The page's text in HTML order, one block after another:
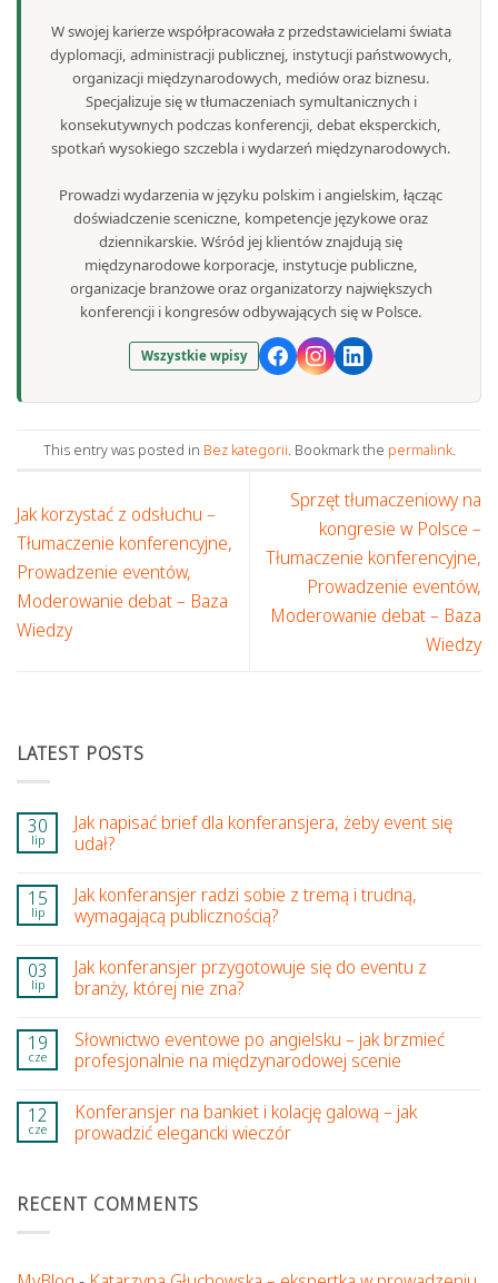
W swojej karierze współpracowała z przedstawicielami świata
dyplomacji, administracji publicznej, instytucji państwowych,
organizacji międzynarodowych, mediów oraz biznesu.
Specjalizuje się w tłumaczeniach symultanicznych i
konsekutywnych podczas konferencji, debat eksperckich,
spotkań wysokiego szczebla i wydarzeń międzynarodowych.
Prowadzi wydarzenia w języku polskim i angielskim, łącząc
doświadczenie sceniczne, kompetencje językowe oraz
dziennikarskie. Wśród jej klientów znajdują się
międzynarodowe korporacje, instytucje publiczne,
organizacje branżowe oraz organizatorzy największych
konferencji i kongresów odbywających się w Polsce.
Wszystkie wpisy
This entry was posted in Bez kategorii. Bookmark the permalink.
Jak korzystać z odsłuchu –
Tłumaczenie konferencyjne,
Prowadzenie eventów,
Moderowanie debat – Baza
Wiedzy
Sprzęt tłumaczeniowy na
kongresie w Polsce –
Tłumaczenie konferencyjne,
Prowadzenie eventów,
Moderowanie debat – Baza
Wiedzy
LATEST POSTS
30
lip
Jak napisać brief dla konferansjera, żeby event się
udał?
15
lip
Jak konferansjer radzi sobie z tremą i trudną,
wymagającą publicznością?
03
lip
Jak konferansjer przygotowuje się do eventu z
branży, której nie zna?
19
cze
Słownictwo eventowe po angielsku – jak brzmieć
profesjonalnie na międzynarodowej scenie
12
cze
Konferansjer na bankiet i kolację galową – jak
prowadzić elegancki wieczór
RECENT COMMENTS